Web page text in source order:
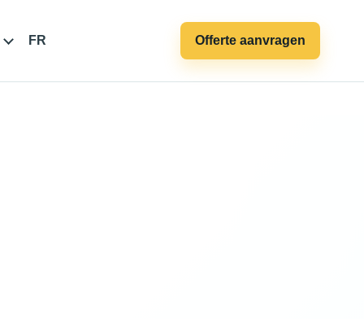
FR Offerte aanvragen